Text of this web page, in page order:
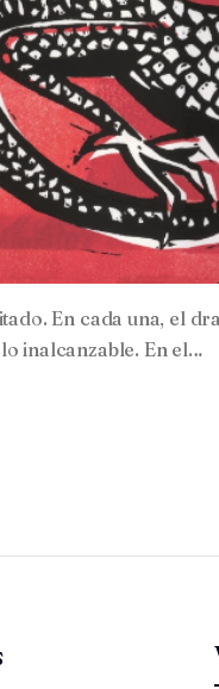
En cada una, el
inalcanzable. En el…